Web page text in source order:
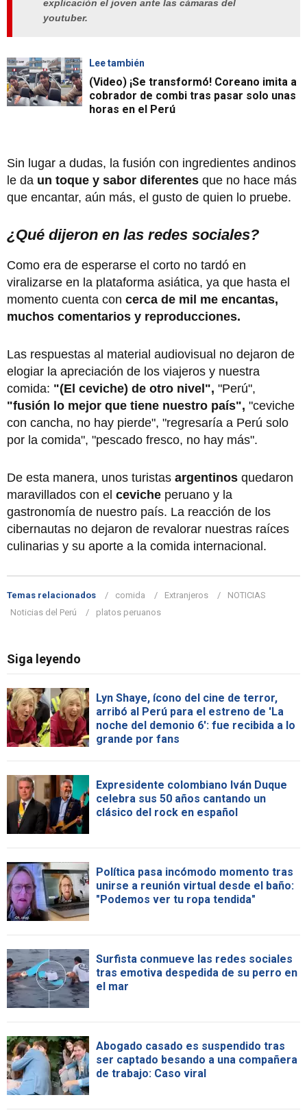
explicación el joven ante las cámaras del
youtuber.
Lee también
(Video) ¡Se transformó! Coreano imita a
cobrador de combi tras pasar solo unas
horas en el Perú
Sin lugar a dudas, la fusión con ingredientes andinos
le da un toque y sabor diferentes que no hace más
que encantar, aún más, el gusto de quien lo pruebe.
¿Qué dijeron en las redes sociales?
Como era de esperarse el corto no tardó en
viralizarse en la plataforma asiática, ya que hasta el
momento cuenta con cerca de mil me encantas,
muchos comentarios y reproducciones.
Las respuestas al material audiovisual no dejaron de
elogiar la apreciación de los viajeros y nuestra
comida: "(El ceviche) de otro nivel", "Perú",
"fusión lo mejor que tiene nuestro país", "ceviche
con cancha, no hay pierde", "regresaría a Perú solo
por la comida", "pescado fresco, no hay más".
De esta manera, unos turistas argentinos quedaron
maravillados con el ceviche peruano y la
gastronomía de nuestro país. La reacción de los
cibernautas no dejaron de revalorar nuestras raíces
culinarias y su aporte a la comida internacional.
Temas relacionados comida Extranjeros
NOTICIAS
Noticias del Perú
platos peruanos
Siga leyendo
Lyn Shaye, ícono del cine de terror,
arribó al Perú para el estreno de 'La
noche del demonio 6': fue recibida a lo
grande por fans
Expresidente colombiano Iván Duque
celebra sus 50 años cantando un
clásico del rock en español
Política pasa incómodo momento tras
unirse a reunión virtual desde el baño:
"Podemos ver tu ropa tendida"
Surfista conmueve las redes sociales
tras emotiva despedida de su perro en
el mar
Abogado casado es suspendido tras
ser captado besando a una compañera
de trabajo: Caso viral